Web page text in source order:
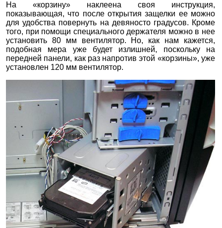
На «корзину» наклеена своя инструкция,
показывающая, что после открытия защелки ее можно
для удобства повернуть на девяносто градусов. Кроме
того, при помощи специального держателя можно в нее
установить 80 мм вентилятор. Но, как нам кажется,
подобная мера уже будет излишней, поскольку на
передней панели, как раз напротив этой «корзины», уже
установлен 120 мм вентилятор.